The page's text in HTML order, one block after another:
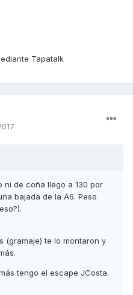
Tapatalk
ni de coña llego a 130 por
bajada de la A6. Peso
(gramaje) te lo montaron y
tengo el escape JCosta.